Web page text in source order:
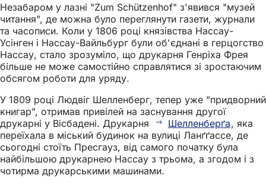
Незабаром у лазні "Zum Schützenhof" з'явився "музей
читання", де можна було переглянути газети, журнали
та часописи. Коли у 1806 році князівства Нассау-
Усінген і Нассау-Вайльбург були об'єднані в герцогство
Нассау, стало зрозуміло, що друкарня Генріха Фрея
більше не може самостійно справлятися зі зростаючим
обсягом роботи для уряду.
У 1809 році Людвіг Шелленберг, тепер уже "придворний
книгар", отримав привілей на заснування другої
друкарні у Вісбадені. Друкарня
Шелленберґа, яка
переїхала в міський будинок на вулиці Ланґґассе, де
сьогодні стоїть Пресгауз, від самого початку була
найбільшою друкарнею Нассау з трьома, а згодом і з
чотирма друкарськими машинами.